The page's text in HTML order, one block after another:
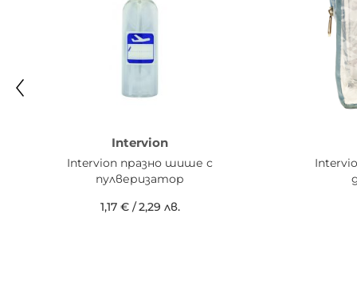
Intervion
Intervion празно шише с
пулверизатор
1,17 €/2,29 лв.